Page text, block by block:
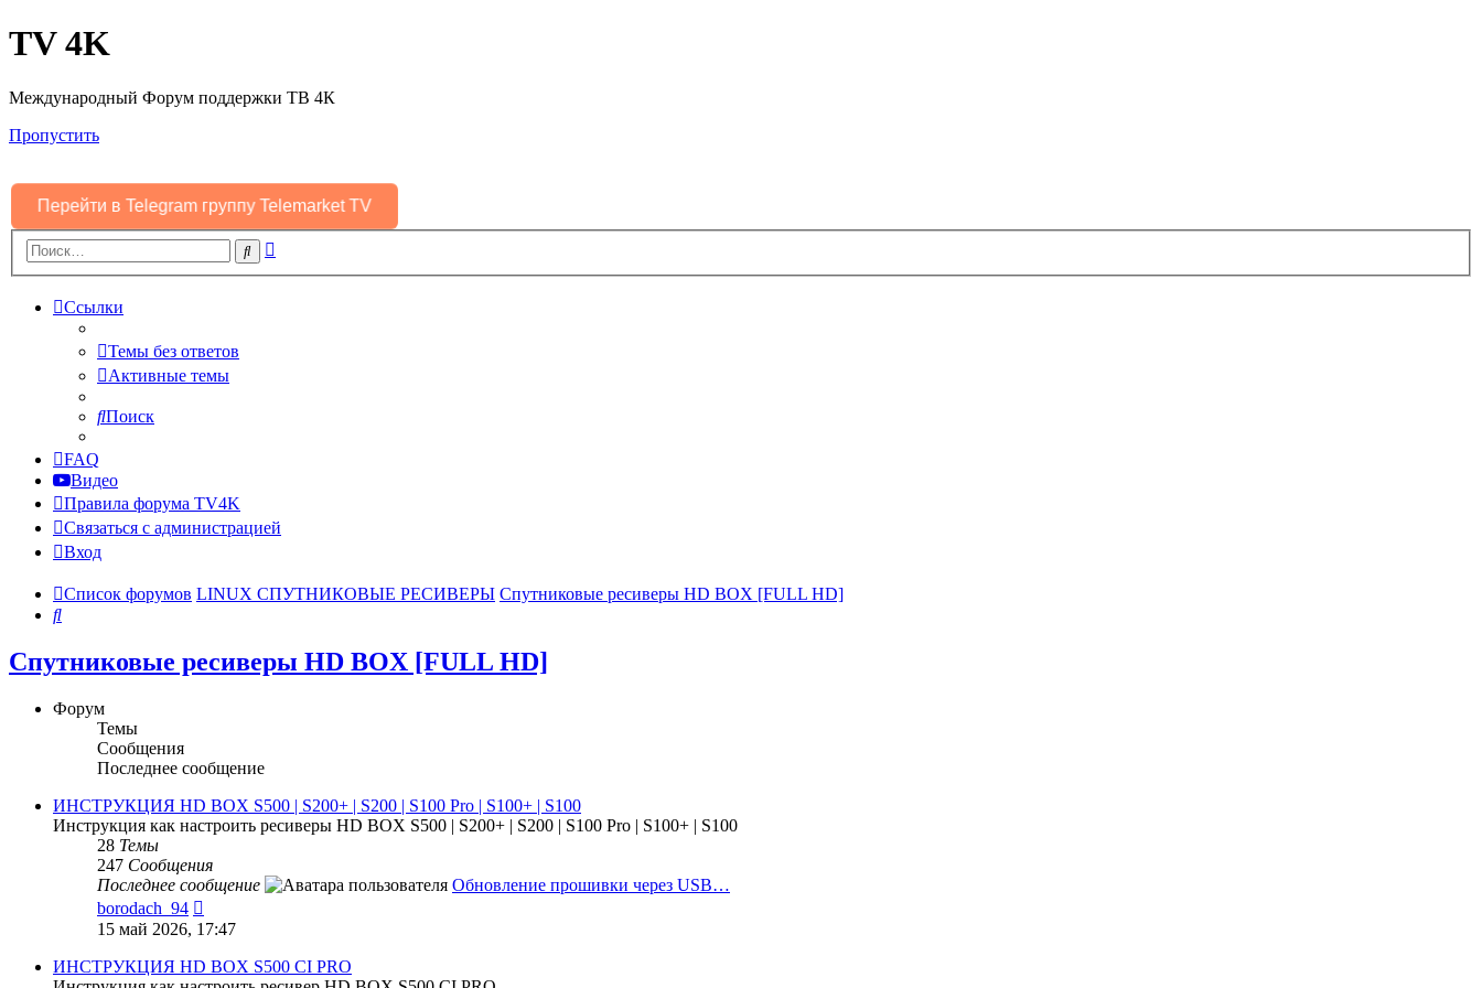
TV 4K
Международный Форум поддержки ТВ 4К
Пропустить
Перейти в Telegram группу Telemarket TV
Поиск
Ссылки
Темы без ответов
Активные темы
Поиск
FAQ
Видео
Правила форума TV4K
Связаться с администрацией
Вход
Список форумов LINUX СПУТНИКОВЫЕ РЕСИВЕРЫ Спутниковые ресиверы HD BOX [FULL HD]
Поиск
Спутниковые ресиверы HD BOX [FULL HD]
Форум
Темы
Сообщения
Последнее сообщение
ИНСТРУКЦИЯ HD BOX S500 | S200+ | S200 | S100 Pro | S100+ | S100
Инструкция как настроить ресиверы HD BOX S500 | S200+ | S200 | S100 Pro | S100+ | S100
28 Темы
247 Сообщения
Последнее сообщение
Обновление прошивки через USB…
borodach_94
к
сообщению
15 май 2026, 17:47
ИНСТРУКЦИЯ HD BOX S500 CI PRO